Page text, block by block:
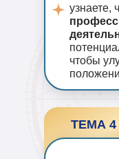
ТЕМА 4
узнаете,
чтобы